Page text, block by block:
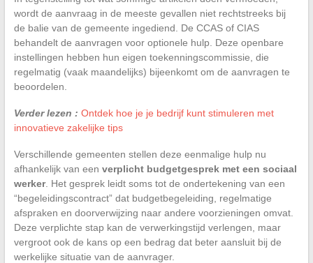
wordt de aanvraag in de meeste gevallen niet rechtstreeks bij
de balie van de gemeente ingediend. De CCAS of CIAS
behandelt de aanvragen voor optionele hulp. Deze openbare
instellingen hebben hun eigen toekenningscommissie, die
regelmatig (vaak maandelijks) bijeenkomt om de aanvragen te
beoordelen.
Verder lezen : Ontdek hoe je je bedrijf kunt stimuleren met
innovatieve zakelijke tips
Verschillende gemeenten stellen deze eenmalige hulp nu
afhankelijk van een verplicht budgetgesprek met een sociaal
werker. Het gesprek leidt soms tot de ondertekening van een
“begeleidingscontract” dat budgetbegeleiding, regelmatige
afspraken en doorverwijzing naar andere voorzieningen omvat.
Deze verplichte stap kan de verwerkingstijd verlengen, maar
vergroot ook de kans op een bedrag dat beter aansluit bij de
werkelijke situatie van de aanvrager.